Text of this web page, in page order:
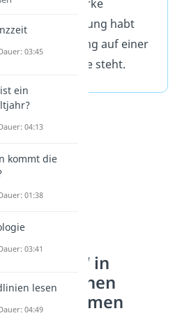
dass ihr eine starke
emotionale Bindung habt
und die Beziehung auf einer
festen Grundlage steht.
dich lieb“ in
03:45
ein
04:13
kommt die
01:38
03:41
lesen
04:49